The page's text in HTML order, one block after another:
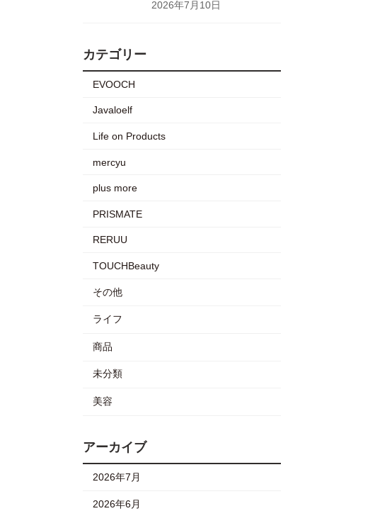
2026年7月10日
カテゴリー
EVOOCH
Javaloelf
Life on Products
mercyu
plus more
PRISMATE
RERUU
TOUCHBeauty
その他
ライフ
商品
未分類
美容
アーカイブ
2026年7月
2026年6月